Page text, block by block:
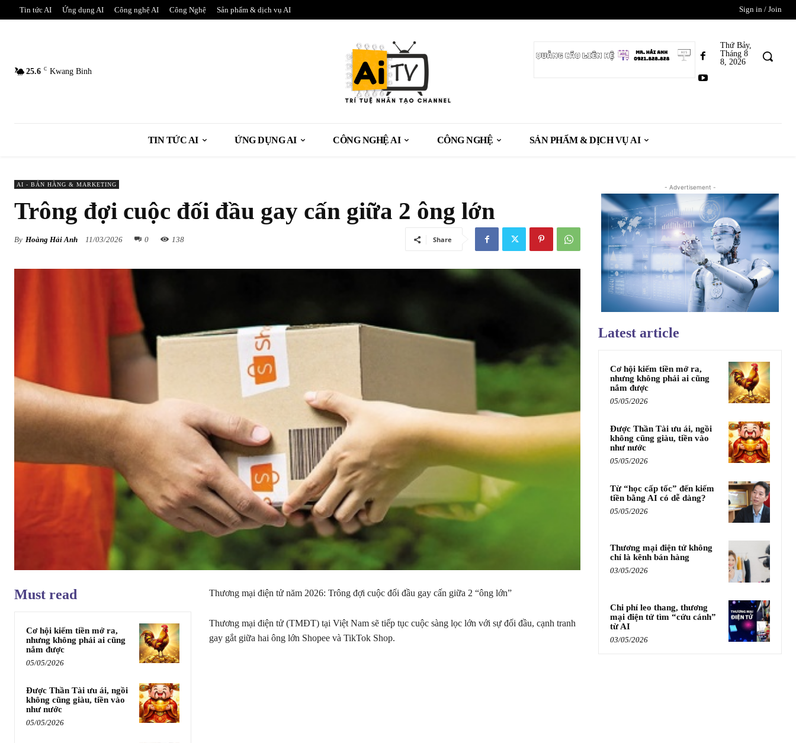
Tin tức AI Ứng dụng AI Công nghệ AI Công Nghệ Sản phẩm & dịch vụ AI Sign in / Join
25.6 C Kwang Binh
Thứ Bảy,
Tháng 8
8, 2026
TIN TỨC AI ỨNG DỤNG AI CÔNG NGHỆ AI CÔNG NGHỆ SẢN PHẨM & DỊCH VỤ AI
AI - BÁN HÀNG & MARKETING
Trông đợi cuộc đối đầu gay cấn giữa 2 ông lớn
By Hoàng Hải Anh 11/03/2026 0 138 Share
Must read
Cơ hội kiếm tiền mở ra,
nhưng không phải ai cũng
nắm được
05/05/2026
Được Thần Tài ưu ái, ngồi
không cũng giàu, tiền vào
như nước
05/05/2026
Thương mại điện tử năm 2026: Trông đợi cuộc đối đầu gay cấn giữa 2 “ông lớn”
Thương mại điện tử (TMĐT) tại Việt Nam sẽ tiếp tục cuộc sàng lọc lớn với sự đối đầu, cạnh tranh
gay gắt giữa hai ông lớn Shopee và TikTok Shop.
- Advertisement -
Latest article
Cơ hội kiếm tiền mở ra,
nhưng không phải ai cũng
nắm được
05/05/2026
Được Thần Tài ưu ái, ngồi
không cũng giàu, tiền vào
như nước
05/05/2026
Từ “học cấp tốc” đến kiếm
tiền bằng AI có dễ dàng?
05/05/2026
Thương mại điện tử không
chỉ là kênh bán hàng
03/05/2026
Chi phí leo thang, thương
mại điện tử tìm “cứu cánh”
từ AI
03/05/2026